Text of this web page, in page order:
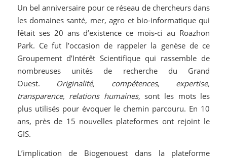
Un bel anniversaire pour ce réseau de chercheurs dans
les domaines santé, mer, agro et bio-informatique qui
fêtait ses 20 ans d’existence ce mois-ci au Roazhon
Park. Ce fut l’occasion de rappeler la genèse de ce
Groupement d’Intérêt Scientifique qui rassemble de
nombreuses unités de recherche du Grand
Ouest. Originalité, compétences, expertise,
transparence, relations humaines, sont les mots les
plus utilisés pour évoquer le chemin parcouru. En 10
ans, près de 15 nouvelles plateformes ont rejoint le
GIS.
L’implication de Biogenouest dans la plateforme